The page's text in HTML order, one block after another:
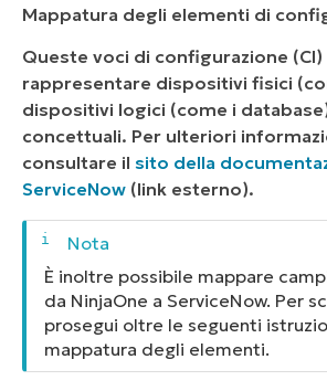
Mappatura degli elementi di
Queste voci di configurazione
rappresentare dispositivi fisici
dispositivi logici (come i
concettuali. Per ulteriori
consultare il sito della
ServiceNow (link esterno).
È inoltre possibile mappare
da NinjaOne a ServiceNow. Per
prosegui oltre le seguenti
mappatura degli elementi.